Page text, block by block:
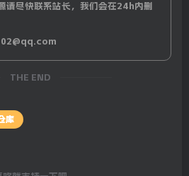
请尽快联系站长，我们会在24h内删
THE END
库